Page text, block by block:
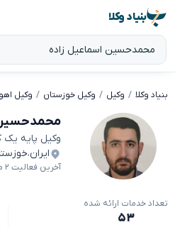
بنیاد وکلا
بنیاد وکلا وکیل وکیل خوزستان وکیل
محمدحسین
وکیل پایه یک
ایران،
آخرین فعالیت ۲ ماه پیش
تعداد خدمات ارائه شده
۵۳